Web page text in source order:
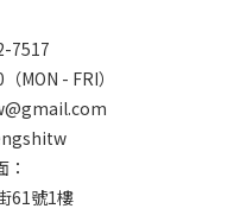
7517
MON - FRI）
61號1樓